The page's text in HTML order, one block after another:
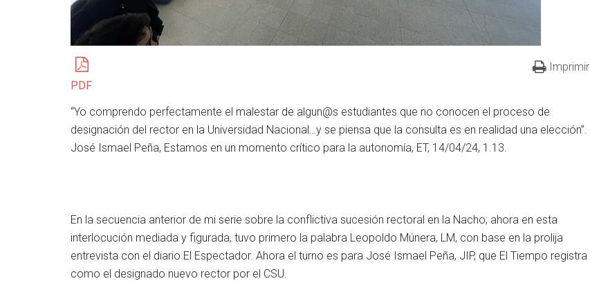
PDF
Imprimir
“Yo comprendo perfectamente el malestar de algun@s estudiantes que no conocen el proceso de
designación del rector en la Universidad Nacional…y se piensa que la consulta es en realidad una elección”.
José Ismael Peña, Estamos en un momento crítico para la autonomía, ET, 14/04/24, 1.13.
En la secuencia anterior de mi serie sobre la conflictiva sucesión rectoral en la Nacho; ahora en esta
interlocución mediada y figurada, tuvo primero la palabra Leopoldo Múnera, LM, con base en la prolija
entrevista con el diario El Espectador. Ahora el turno es para José Ismael Peña, JIP, que El Tiempo registra
como el designado nuevo rector por el CSU.